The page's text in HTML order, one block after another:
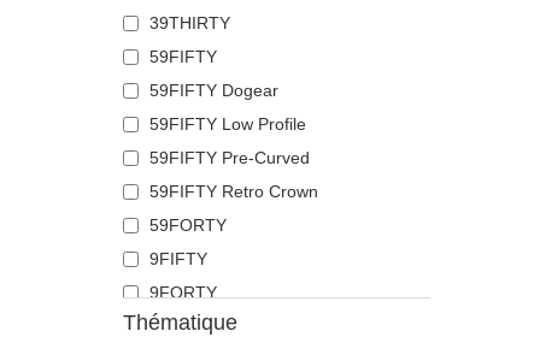
Corbeau
Coyote
Crabe
Crâne
Crocodile
Dauphin
Doberman
Dragon
Écureuil
Flamant
39THIRTY
59FIFTY
59FIFTY Dogear
59FIFTY Low Profile
59FIFTY Pre-Curved
59FIFTY Retro Crown
59FORTY
9FIFTY
9FORTY
9FORTY APEX
Thématique